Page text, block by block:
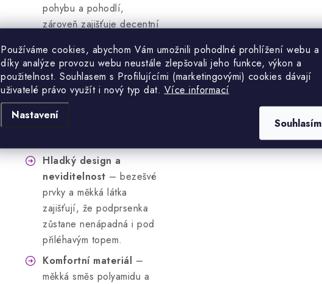
Používáme cookies, abychom Vám umožnili pohodlné prohlížení webu a
díky analýze provozu webu neustále zlepšovali jeho funkce, výkon a
použitelnost. Souhlasem s Profilujícími (marketingovými) cookies dávají
uživatelé právo využít i nový typ dat. Více informací
Nastavení
Souhlasím
pohybu a pohodlí,
zároveň zajišťuje decentní
Měkké, modelované
košíčky – tvarované
košíčky s jemnou výztuží,
které se přizpůsobí vaší
Hladký design a
neviditelnost – bezešvé
prvky a měkká látka
zajišťují, že podprsenka
zůstane nenápadná i pod
přiléhavým topem.
Komfortní materiál –
měkká směs polyamidu a